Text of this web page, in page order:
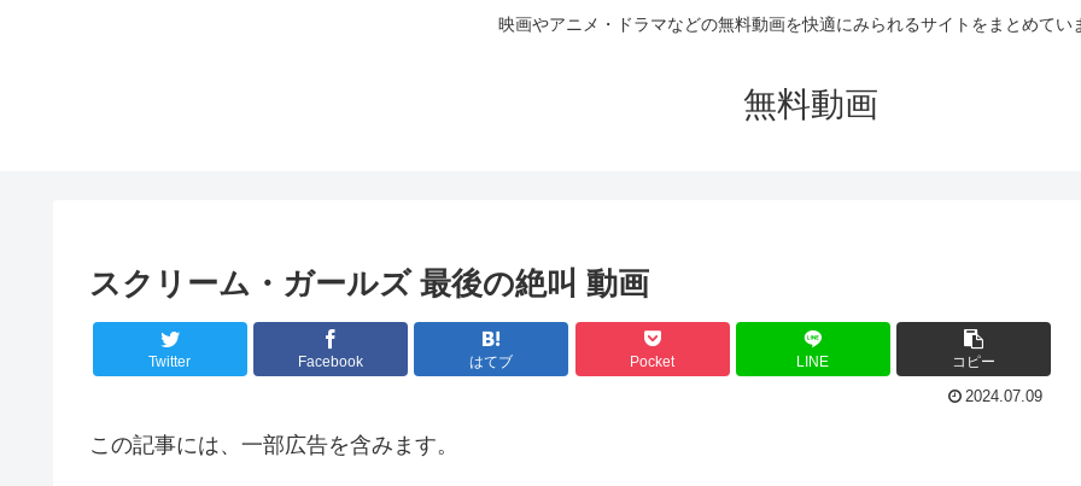
映画やアニメ・ドラマなどの無料動画を快適にみられるサイトをまとめてい
無料動画
スクリーム・ガールズ 最後の絶叫 動画
Twitter Facebook はてブ Pocket LINE コピー
2024.07.09
この記事には、一部広告を含みます。